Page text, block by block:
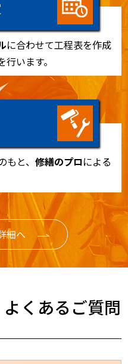
に合わせて工程表を作成
います。
もと、修繕のプロによる
細へ
よくあるご質問